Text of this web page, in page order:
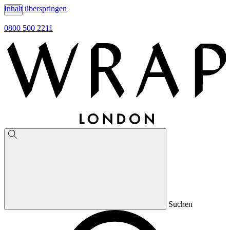
Inhalt überspringen
0800 500 2211
Suchen